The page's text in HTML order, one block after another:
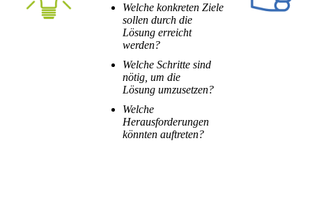
Welche konkreten Ziele
sollen durch die
Lösung erreicht
werden?
Welche Schritte sind
nötig, um die
Lösung umzusetzen?
Welche
Herausforderungen
könnten auftreten?